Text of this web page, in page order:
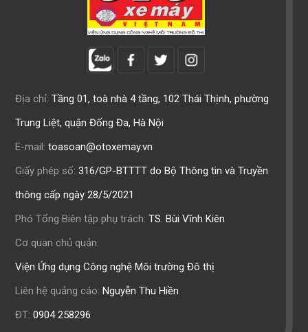
Địa chỉ: Tầng 01, toà nhà 4 tầng, 102 Thái Thịnh, phường
Trung Liệt, quận Đống Đa, Hà Nội
E-mail: toasoan@otoxemay.vn
Giấy phép số: 316/GP-BTTTT do Bộ Thông tin và Truyền
thông cấp ngày 28/5/2021
Phó Tổng Biên tập phụ trách: TS. Bùi Vĩnh Kiên
Cơ quan chủ quản:
Viện Ứng dụng Công nghệ Môi trường Đô thị
Liên hệ quảng cáo: Nguyễn Thu Hiền
ĐT: 0904 258296